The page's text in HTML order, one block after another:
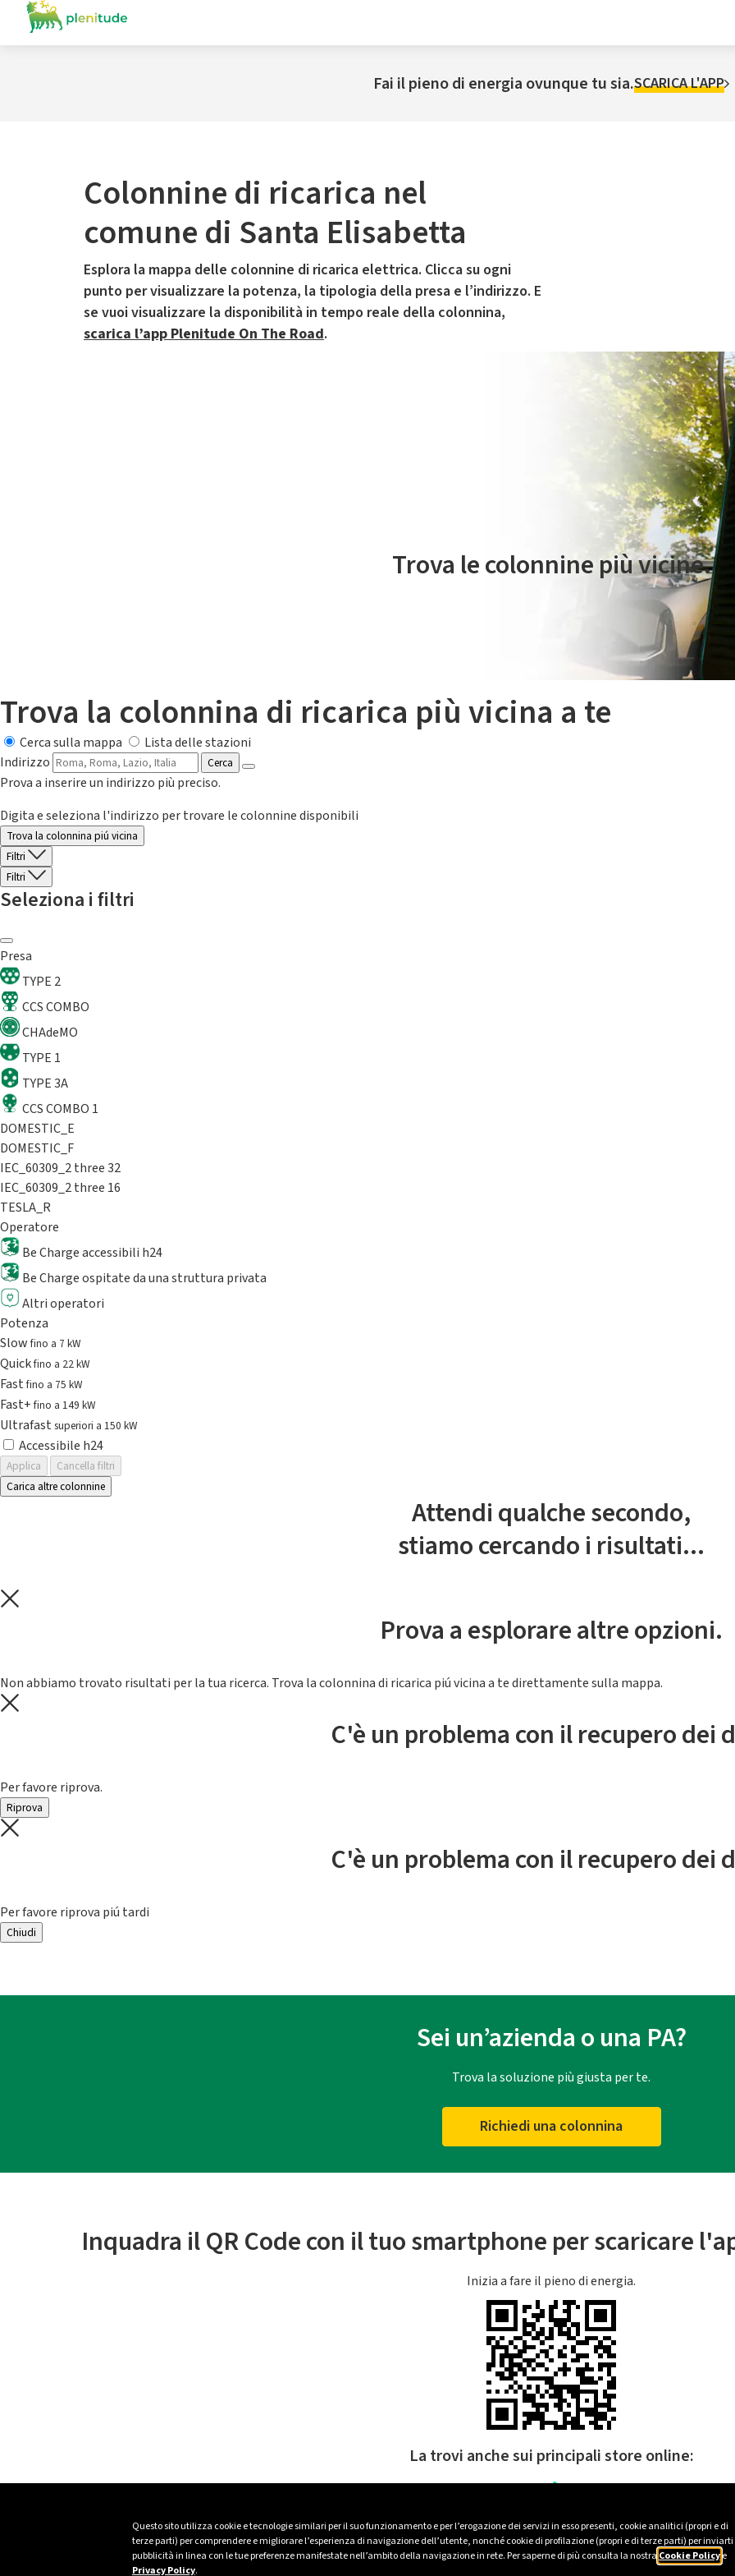
Questo sito utilizza cookie e tecnologie similari per il suo funzionamento e per l’erogazione dei servizi in esso presenti, cookie analitici (propri e di
terze parti) per comprendere e migliorare l’esperienza di navigazione dell’utente, nonché cookie di profilazione (propri e di terze parti) per inviarti
pubblicità in linea con le tue preferenze manifestate nell’ambito della navigazione in rete. Per saperne di più consulta la nostra Cookie Policye
Privacy Policy.
Fai il pieno di energia ovunque tu sia.SCARICA L'APP
Colonnine di ricarica nel
comune di Santa Elisabetta
Esplora la mappa delle colonnine di ricarica elettrica. Clicca su ogni
punto per visualizzare la potenza, la tipologia della presa e l’indirizzo. E
se vuoi visualizzare la disponibilità in tempo reale della colonnina,
scarica l’app Plenitude On The Road.
Il servizio di mobilità elettrica è gestito da Plenitude On The Road
Trova le colonnine più vicine.
Trova la colonnina di ricarica più vicina a te
Cerca sulla mappa
Lista delle stazioni
Indirizzo
Cerca
Prova a inserire un indirizzo più preciso.
Digita e seleziona l'indirizzo per trovare le colonnine disponibili
Trova la colonnina piú vicina
Filtri
Filtri
Seleziona i filtri
Presa
TYPE 2
CCS COMBO
CHAdeMO
TYPE 1
TYPE 3A
CCS COMBO 1
DOMESTIC_E
DOMESTIC_F
IEC_60309_2 three 32
IEC_60309_2 three 16
TESLA_R
Operatore
Be Charge accessibili h24
Be Charge ospitate da una struttura privata
Altri operatori
Potenza
Slowfino a 7 kW
Quickfino a 22 kW
Fastfino a 75 kW
Fast+fino a 149 kW
Ultrafast superiori a 150 kW
Accessibile h24
Applica
Cancella filtri
Carica altre colonnine
Attendi qualche secondo,
stiamo cercando i risultati...
Prova a esplorare altre opzioni.
Non abbiamo trovato risultati per la tua ricerca. Trova la colonnina di ricarica piú vicina a te direttamente sulla mappa.
C'è un problema con il recupero dei
Per favore riprova.
Riprova
C'è un problema con il recupero dei
Per favore riprova piú tardi
Chiudi
Sei un’azienda o una PA?
Trova la soluzione più giusta per te.
Richiedi una colonnina
Inquadra il QR Code con il tuo smartphone per scaricare
Inizia a fare il pieno di energia.
La trovi anche sui principali store online: